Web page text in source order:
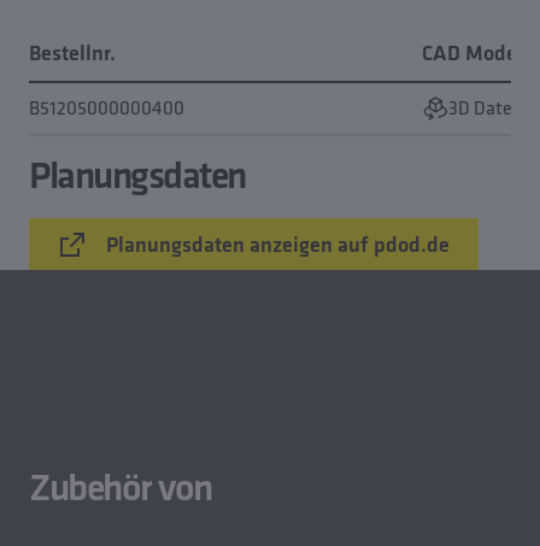
Bestellnr.
CAD Modell
B51205000000400
3D Daten
Planungsdaten
Planungsdaten anzeigen auf pdod.de
Zubehör von